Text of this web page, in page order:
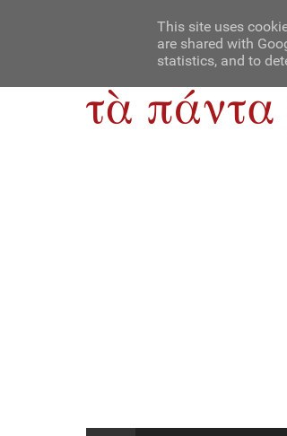
Contact Us
This site uses
are shared with
statistics, and to